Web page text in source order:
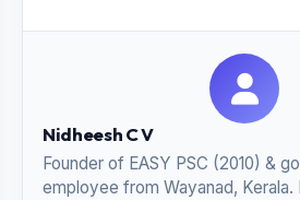
Nidheesh C V
Founder of EASY PSC (2010) &
employee from Wayanad, Kerala.